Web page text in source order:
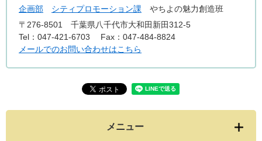
企画部 シティプロモーション課
やちよの魅力創造班
〒276-8501
千葉県八千代市大和田新田312-5
Tel：047-421-6703
Fax：047-484-8824
メールでのお問い合わせはこちら
メニュー